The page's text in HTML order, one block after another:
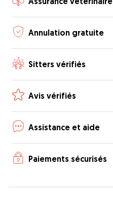
Annulation gratuite
Sitters vérifiés
Avis vérifiés
Assistance et aide
Paiements sécurisés